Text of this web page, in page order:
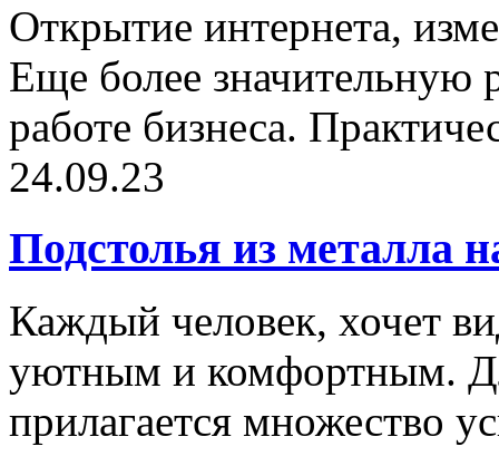
Открытие интернета,
Еще более значительную
работе бизнеса.
24.09.23
Подстолья из металла
Каждый человек, хочет
уютным и комфортным.
прилагается множество